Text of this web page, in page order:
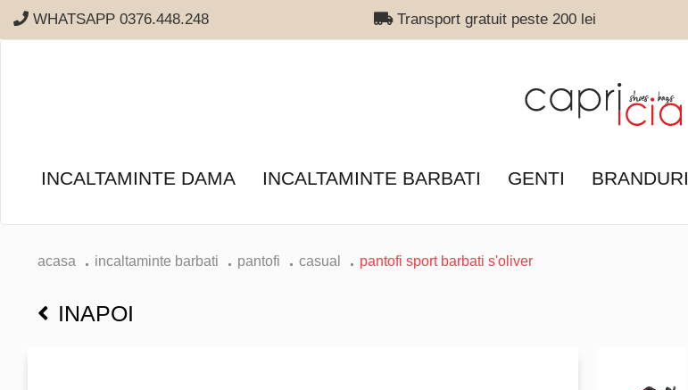
WHATSAPP 0376.448.248 Transport gratuit peste 200 lei
INCALTAMINTE DAMA INCALTAMINTE BARBATI GENTI BRANDURI
acasa incaltaminte barbati pantofi casual pantofi sport barbati s'oliver
INAPOI